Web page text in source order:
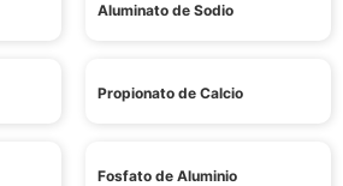
Aluminato de Sodio
Propionato de Calcio
Fosfato de Aluminio